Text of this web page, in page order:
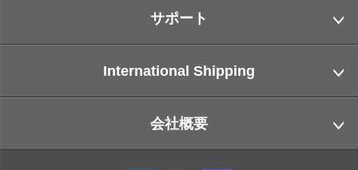
サポート
International Shipping
会社概要